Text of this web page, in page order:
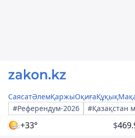
СаясатӘлемҚаржыОқиғаҚұқық
#Референдум-2026
#Қазақстан
+33° $